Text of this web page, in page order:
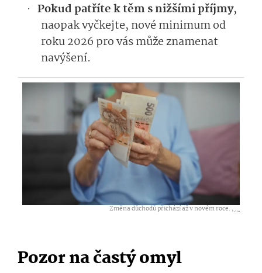
· Pokud patříte k těm s nižšími příjmy,
naopak vyčkejte, nové minimum od
roku 2026 pro vás může znamenat
navýšení.
Změna důchodů přichází až v novém roce. ,...
Pozor na častý omyl